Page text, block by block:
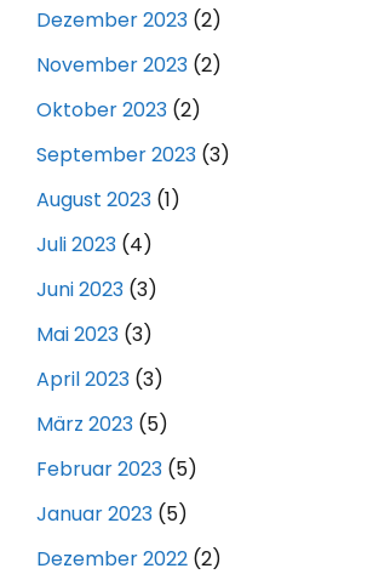
Dezember 2023 (2)
November 2023 (2)
Oktober 2023 (2)
September 2023 (3)
August 2023 (1)
Juli 2023 (4)
Juni 2023 (3)
Mai 2023 (3)
April 2023 (3)
März 2023 (5)
Februar 2023 (5)
Januar 2023 (5)
Dezember 2022 (2)